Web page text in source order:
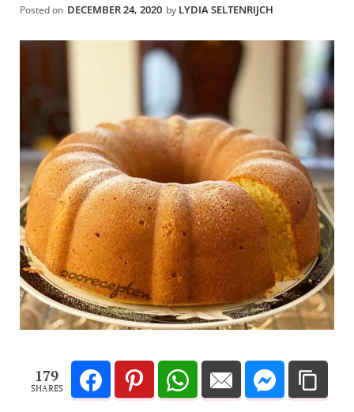
Posted on DECEMBER 24, 2020 by LYDIA SELTENRIJCH
179
SHARES